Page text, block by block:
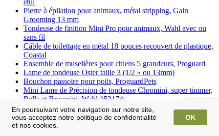
Pierre à épilation pour animaux, métal stripping, Gain
Grooming 13 mm
Tondeuse de finition Mini Pro pour animaux, Wahl avec ou
sans fil
Câble de toilettage en métal 18 pouces recouvert de plastique,
Coastal
Ensemble de muselières pour chiens 5 grandeurs, Proguard
Lame de tondeuse Oster taille 3 (1/2 » ou 13mm)
Bouchon passoire pour poils, ProguardPets
Mini Lame de Précision de tondeuse Chromini, super timmer,
Bella et Bravmini, Wahl #52174
Curette plate pour dentition animaux, Mars
Curette pointue pour dentition animaux, Mars
Curette double pour dentition animaux, Mars
En poursuivant votre navigation sur notre site,
vous acceptez notre politique de confidentialité
et nos cookies.
OK